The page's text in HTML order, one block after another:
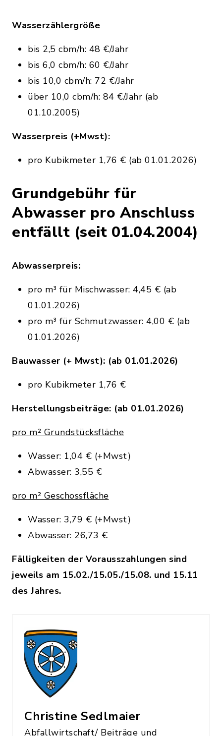
Wasserzählergröße
bis 2,5 cbm/h: 48 €/Jahr
bis 6,0 cbm/h: 60 €/Jahr
bis 10,0 cbm/h: 72 €/Jahr
über 10,0 cbm/h: 84 €/Jahr (ab
01.10.2005)
Wasserpreis (+Mwst):
pro Kubikmeter 1,76 € (ab 01.01.2026)
Grundgebühr für
Abwasser pro Anschluss
entfällt (seit 01.04.2004)
Abwasserpreis:
pro m³ für Mischwasser: 4,45 € (ab
01.01.2026)
pro m³ für Schmutzwasser: 4,00 € (ab
01.01.2026)
Bauwasser (+ Mwst): (ab 01.01.2026)
pro Kubikmeter 1,76 €
Herstellungsbeiträge: (ab 01.01.2026)
pro m² Grundstücksfläche
Wasser: 1,04 € (+Mwst)
Abwasser: 3,55 €
pro m² Geschossfläche
Wasser: 3,79 € (+Mwst)
Abwasser: 26,73 €
Fälligkeiten der Vorausszahlungen sind
jeweils am 15.02./15.05./15.08. und 15.11
des Jahres.
Christine Sedlmaier
Abfallwirtschaft/ Beiträge und